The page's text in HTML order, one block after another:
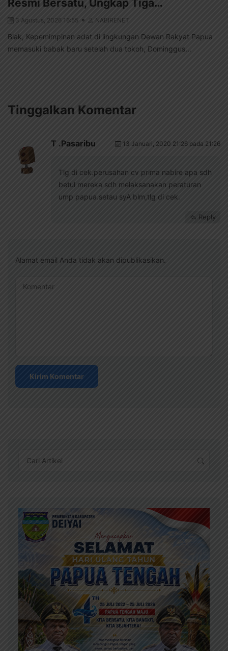
Resmi Bersatu, Ungkap Tiga…
3 Agustus, 2026 16:55 NABIRENET
Biak, Kepemimpinan adat di lingkungan Dewan Rakyat Papua
memasuki babak baru setelah dua tokoh, Dominggus...
Tinggalkan Komentar
T .pasaribu 13 Januari, 2020 21:26 pada 21:26
Tlg di cek.perusahan cv prima nabire apa sdh
betul mereka sdh melaksanakan peraturan
ump papua.setau syA blm,tlg di cek.
Reply
Alamat email Anda tidak akan dipublikasikan.
Komentar